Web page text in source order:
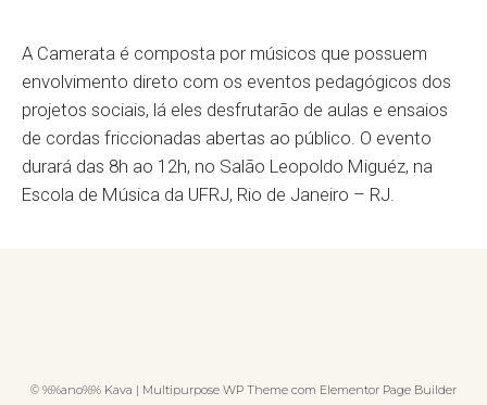
A Camerata é composta por músicos que possuem
envolvimento direto com os eventos pedagógicos dos
projetos sociais, lá eles desfrutarão de aulas e ensaios
de cordas friccionadas abertas ao público. O evento
durará das 8h ao 12h, no Salão Leopoldo Miguéz, na
Escola de Música da UFRJ, Rio de Janeiro – RJ.
© %%ano%% Kava | Multipurpose WP Theme com Elementor Page Builder